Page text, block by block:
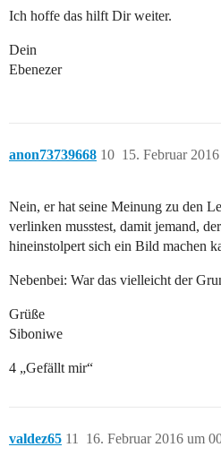
Ich hoffe das hilft Dir weiter.
Dein
Ebenezer
anon73739668 15. Februar
10
Nein, er hat seine Meinung zu den
verlinken musstest, damit jemand,
hineinstolpert sich ein Bild machen
Nebenbei: War das vielleicht der
Grüße
Siboniwe
4 „Gefällt mir“
valdez65 16. Februar 2016 um
11